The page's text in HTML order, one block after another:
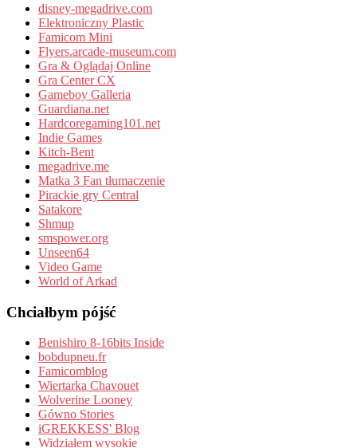
disney-megadrive.com
Elektroniczny Plastic
Famicom Mini
Flyers.arcade-museum.com
Gra & Oglądaj Online
Gra Center CX
Gameboy Galleria
Guardiana.net
Hardcoregaming101.net
Indie Games
Kitch-Bent
megadrive.me
Matka 3 Fan tłumaczenie
Pirackie gry Central
Satakore
Shmup
smspower.org
Unseen64
Video Game
World of Arkad
Chciałbym pójść
Benishiro 8-16bits Inside
bobdupneu.fr
Famicomblog
Wiertarka Chavouet
Wolverine Looney
Gówno Stories
iGREKKESS' Blog
Widziałem wysokie